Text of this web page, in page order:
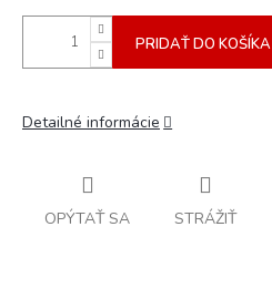
PRIDAŤ DO KOŠÍKA
Detailné informácie
OPÝTAŤ SA STRÁŽIŤ